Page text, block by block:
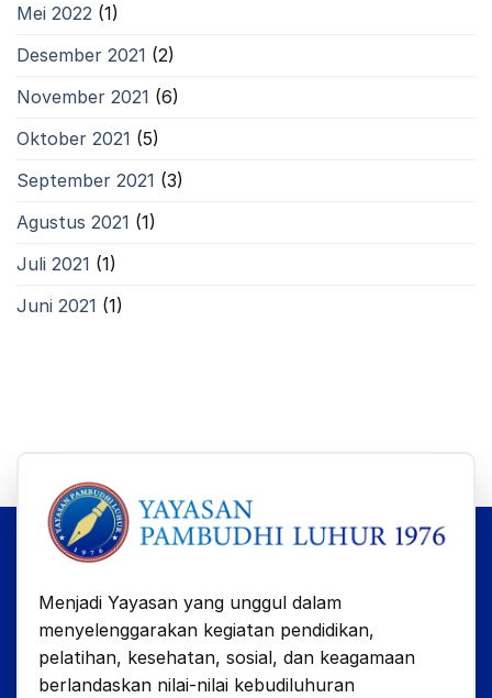
Mei 2022 (1)
Desember 2021 (2)
November 2021 (6)
Oktober 2021 (5)
September 2021 (3)
Agustus 2021 (1)
Juli 2021 (1)
Juni 2021 (1)
Menjadi Yayasan yang unggul dalam
menyelenggarakan kegiatan pendidikan,
pelatihan, kesehatan, sosial, dan keagamaan
berlandaskan nilai-nilai kebudiluhuran